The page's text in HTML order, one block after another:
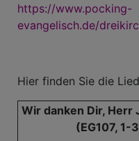
https://www.pocking-
evangelisch.de/
Hier finden Sie die
Wir danken Dir, Herr
(EG107, 1-